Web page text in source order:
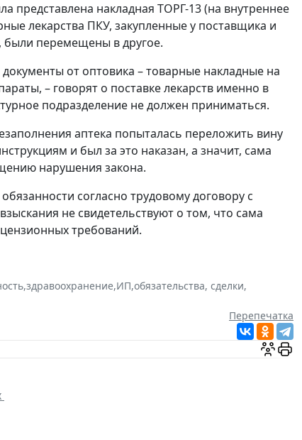
представлена накладная ТОРГ-13 (на внутреннее
лекарства ПКУ, закупленные у поставщика и
были перемещены в другое.
от оптовика – товарные накладные на
– говорят о поставке лекарств именно в
подразделение не должен приниматься.
аптека попыталась переложить вину
и был за это наказан, а значит, сама
нарушения закона.
согласно трудовому договору с
не свидетельствуют о том, что сама
требований.
,здравоохранение,ИП,обязательства, сделки,
Перепечатка